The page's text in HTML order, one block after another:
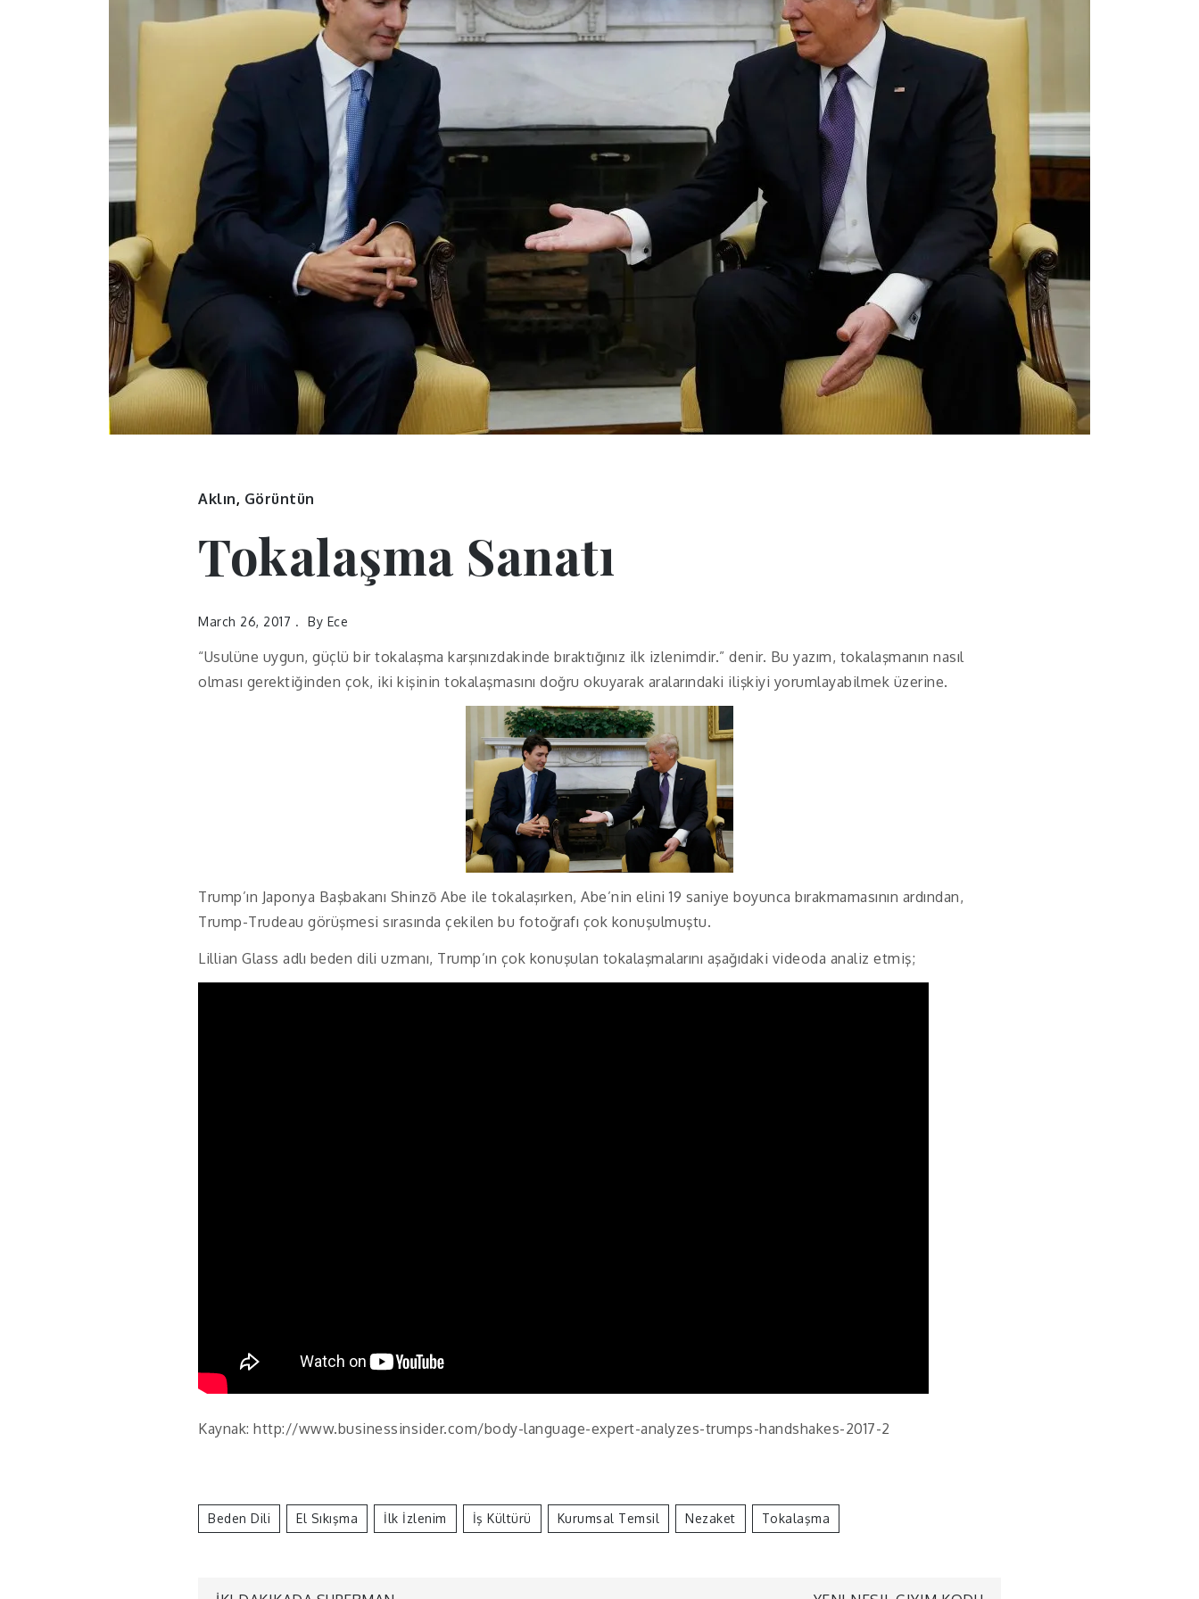
Aklın, Görüntün
Tokalaşma Sanatı
March 26, 2017 By Ece
“Usulüne uygun, güçlü bir tokalaşma karşınızdakinde bıraktığınız ilk izlenimdir.” denir. Bu yazım, tokalaşmanın nasıl
olması gerektiğinden çok, iki kişinin tokalaşmasını doğru okuyarak aralarındaki ilişkiyi yorumlayabilmek üzerine.
Trump’ın Japonya Başbakanı Shinzō Abe ile tokalaşırken, Abe’nin elini 19 saniye boyunca bırakmamasının ardından,
Trump-Trudeau görüşmesi sırasında çekilen bu fotoğrafı çok konuşulmuştu.
Lillian Glass adlı beden dili uzmanı, Trump’ın çok konuşulan tokalaşmalarını aşağıdaki videoda analiz etmiş;
Kaynak: http://www.businessinsider.com/body-language-expert-analyzes-trumps-handshakes-2017-2
Beden Dili El Sıkışma İlk İzlenim İş Kültürü Kurumsal Temsil Nezaket Tokalaşma